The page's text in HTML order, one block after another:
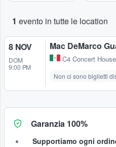
1 evento in tutte le location
8 NOV
DOM
9:00 PM
Mac DeMarco
C4 Concert House
Non ci sono biglietti
Garanzia 100%
Supportiamo ogni